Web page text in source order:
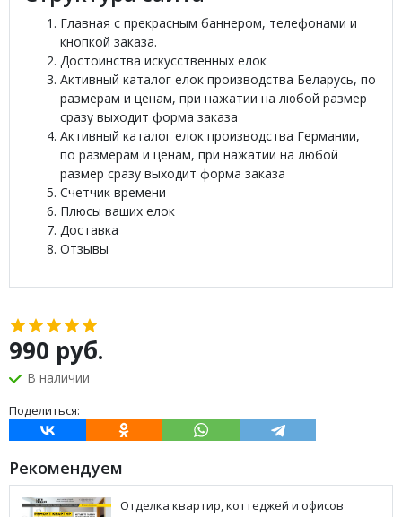
Главная с прекрасным баннером, телефонами и
кнопкой заказа.
Достоинства искусственных елок
Активный каталог елок производства Беларусь, по
размерам и ценам, при нажатии на любой размер
сразу выходит форма заказа
Активный каталог елок производства Германии,
по размерам и ценам, при нажатии на любой
размер сразу выходит форма заказа
Счетчик времени
Плюсы ваших елок
Доставка
Отзывы
990 руб.
В наличии
Поделиться:
Рекомендуем
Отделка квартир, коттеджей и офисов